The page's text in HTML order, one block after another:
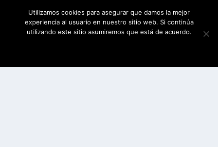
Utilizamos cookies para asegurar que damos la mejor
experiencia al usuario en nuestro sitio web. Si continúa
utilizando este sitio asumiremos que está de acuerdo.